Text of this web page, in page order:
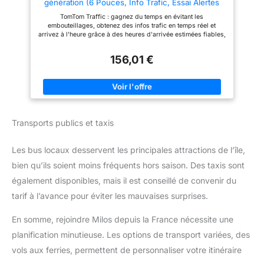
type de véhicule : poids lourd,
voiture. Paramétrez la taille, le
poids et la vitesse maximale
pour un itinéraire sûr et adapté.
itinéraires sûrs et adaptés à
votre véhicule.
génération (6 Pouces, Info Trafic, Essai Alertes
des Zones de Danger, Cartes EU, Mise à Jour Via
WiFi, Guidage sur Changement de Voie, Fixation
Reversible Intégrée)
TomTom Traffic : gagnez du temps en évitant les
embouteillages, obtenez des infos trafic en temps réel et
arrivez à l'heure grâce à des heures d'arrivée estimées fiables,
trafic grâce aux mises à jour mensuelles des cartes pour éviter
compte des routes fermées et autres désagréments. Écran clair
et réactif, profitez d'un écran tactile capacitif 6" pouces
interactif, offrant une résolution d'écran supérieure à celle des
danger inclus pendant 3 mois, respectez les limitations de
continuer à recevoir les alertes. Mises à jour via Wi-Fi, aucun
cartographiques et logicielles directement depuis votre
TomTom GO Classic, grâce à la connectivité Wi-Fi intégrée.
156,01 €
Transports publics et taxis
Les bus locaux desservent les principales attractions de l’île,
bien qu’ils soient moins fréquents hors saison. Des taxis sont
également disponibles, mais il est conseillé de convenir du
tarif à l’avance pour éviter les mauvaises surprises.
En somme, rejoindre Milos depuis la France nécessite une
planification minutieuse. Les options de transport variées, des
vols aux ferries, permettent de personnaliser votre itinéraire